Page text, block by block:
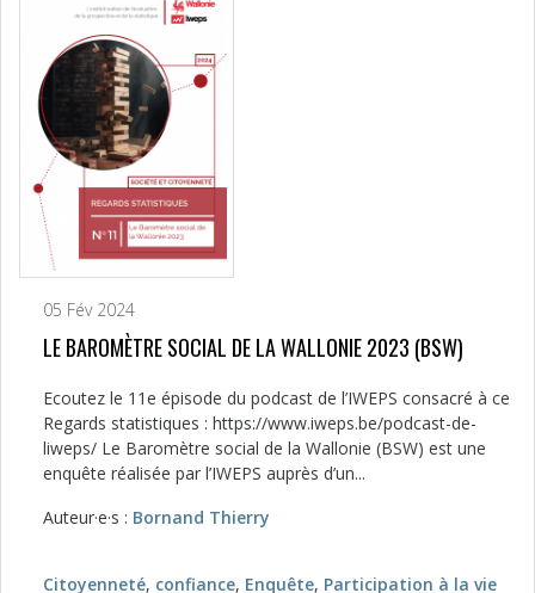
05 Fév 2024
LE BAROMÈTRE SOCIAL DE LA WALLONIE 2023 (BSW)
Ecoutez le 11e épisode du podcast de l’IWEPS consacré à ce
Regards statistiques : https://www.iweps.be/podcast-de-
liweps/ Le Baromètre social de la Wallonie (BSW) est une
enquête réalisée par l’IWEPS auprès d’un...
Auteur·e·s : Bornand Thierry
Citoyenneté, confiance, Enquête, Participation à la vie